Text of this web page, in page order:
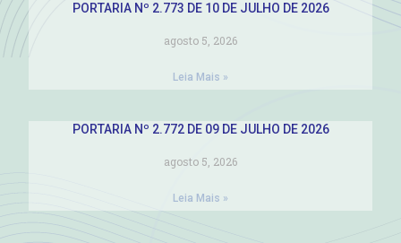
PORTARIA Nº 2.773 DE 10 DE JULHO DE 2026
agosto 5, 2026
Leia Mais »
PORTARIA Nº 2.772 DE 09 DE JULHO DE 2026
agosto 5, 2026
Leia Mais »